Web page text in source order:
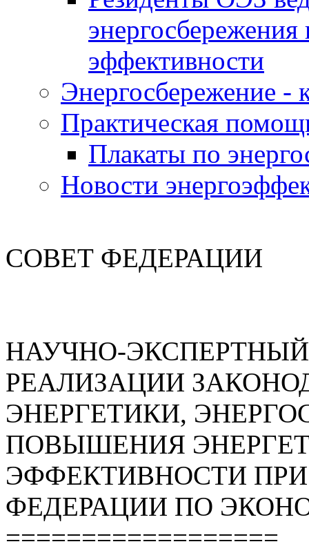
эффективности
Энергосбережение -
Практическая
Плакаты по
Новости
СОВЕТ ФЕДЕРАЦИИ
НАУЧНО-
РЕАЛИЗАЦИИ
ЭНЕРГЕТИКИ,
ПОВЫШЕНИЯ
ЭФФЕКТИВНОСТИ
ФЕДЕРАЦИИ ПО
==================